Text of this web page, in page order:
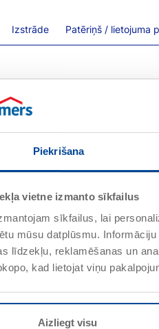
Piekrišana
vietne izmanto sīkfailus
sīkfailus, lai
mūsu datplūsmu.
līdzekļu, reklamēšanas un
kad lietojat viņu
Aizliegt visu
Izstrāde Patēriņš / lietojuma
izmēru, piemēram, logi un
nobeiguma pārklājums
metode